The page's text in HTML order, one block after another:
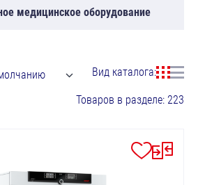
медицинское оборудование
Товаров в разделе: 223
Вид каталога: